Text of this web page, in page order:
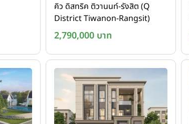
คิว ดิสทริค ติวานนท์-รังสิต (Q
District Tiwanon-Rangsit)
2,790,000 บาท